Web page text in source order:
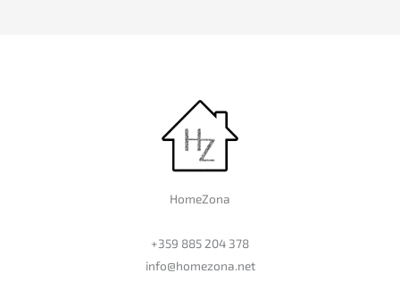
HomeZona
+359 885 204 378
info@homezona.net